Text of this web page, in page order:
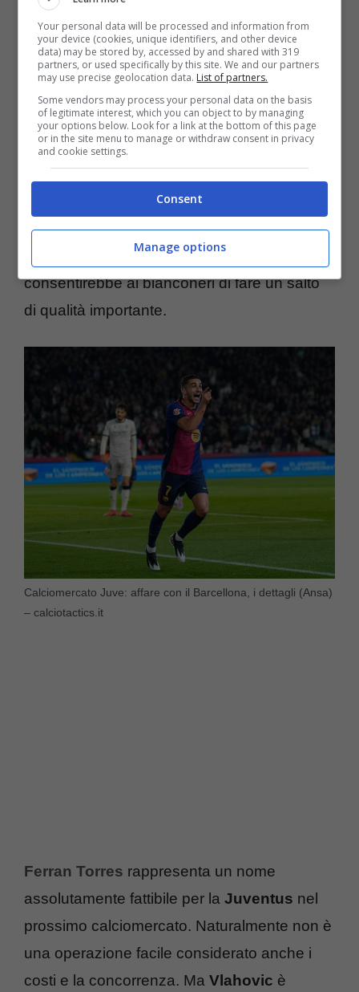
Vlahovic
rinforzare l’attacco nel prossimo
calciomercato. LaJuventusè pronto a
lasciar partire l’attaccante davanti ad una
proposta di livello e non è da escludere che i
catalani possano mettere sul piatto magari
anche il cartellino di uno degli esuberi come
magari Ferran Torres. Una possibilità da
tenere in considerazione visto che parliamo
di un calciatore di assoluto talento e che
consentirebbe ai bianconeri di fare un salto
di qualità importante.
Calciomercato Juve: affare con il Barcellona, i dettagli (Ansa)
– calciotactics.it
Ferran Torres rappresenta un nome
assolutamente fattibile per la Juventus nel
prossimo calciomercato. Naturalmente non è
una operazione facile considerato anche i
costi e la concorrenza. Ma Vlahovic è
Your personal data will be processed and information from
your device (cookies, unique identifiers, and other device
data) may be stored by, accessed by and shared with 319
partners, or used specifically by this site. We and our partners
may use precise geolocation data. List of partners.
Some vendors may process your personal data on the basis
of legitimate interest, which you can object to by managing
your options below. Look for a link at the bottom of this page
or in the site menu to manage or withdraw consent in privacy
and cookie settings.
Consent
Manage options